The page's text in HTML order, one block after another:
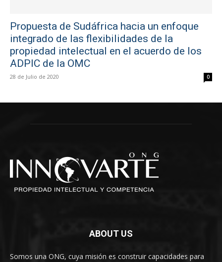
Propuesta de Sudáfrica hacia un enfoque
integrado de las flexibilidades de la
propiedad intelectual en el acuerdo de los
ADPIC de la OMC
28 de Julio de 2020 0
ABOUT US
Somos una ONG, cuya misión es construir capacidades para